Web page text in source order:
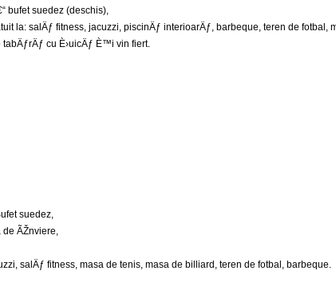
bufet suedez (deschis),
la: salÄƒ fitness, jacuzzi, piscinÄƒ interioarÄƒ, barbeque, teren de fotbal,
cu È›uicÄƒ È™i vin fiert.
suedez,
ÃŽnviere,
salÄƒ fitness, masa de tenis, masa de billiard, teren de fotbal, barbeque.